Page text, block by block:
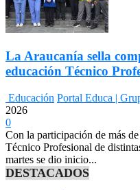
La Araucanía sella
educación Técnico
Educación Portal Educa |
2026
0
Con la participación de más
Técnico Profesional de
martes se dio inicio...
DESTACADOS